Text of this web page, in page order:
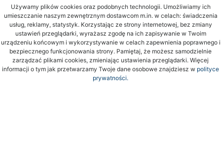
Używamy plików cookies oraz podobnych technologii. Umożliwiamy ich
umieszczanie naszym zewnętrznym dostawcom m.in. w celach: świadczenia
usług, reklamy, statystyk. Korzystając ze strony internetowej, bez zmiany
ustawień przeglądarki, wyrażasz zgodę na ich zapisywanie w Twoim
urządzeniu końcowym i wykorzystywanie w celach zapewnienia poprawnego i
bezpiecznego funkcjonowania strony. Pamiętaj, że możesz samodzielnie
zarządzać plikami cookies, zmieniając ustawienia przeglądarki. Więcej
informacji o tym jak przetwarzamy Twoje dane osobowe znajdziesz w polityce
prywatności.